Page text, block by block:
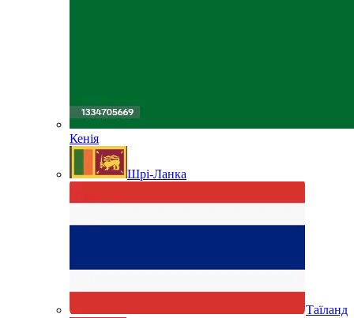
Кенія
Шрі-Ланка
Таїланд